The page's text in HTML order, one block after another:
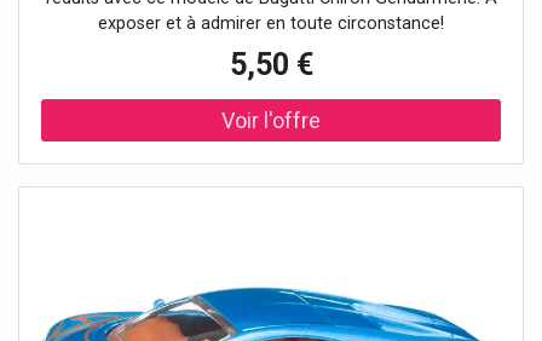
exposer et à admirer en toute circonstance!
5,50 €